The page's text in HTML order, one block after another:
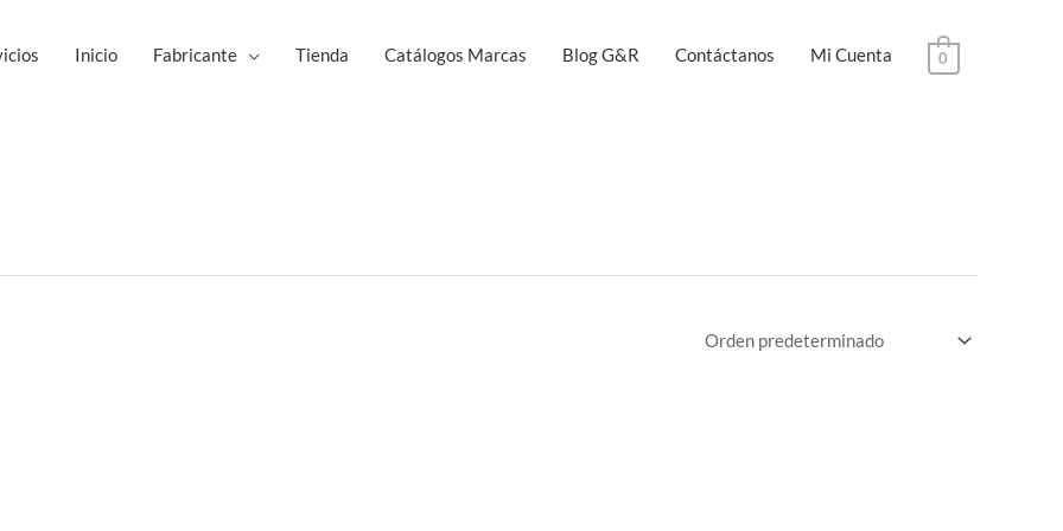
Inicio Fabricante Tienda Catálogos Marcas Blog G&R Contáctanos Mi Cuenta 0